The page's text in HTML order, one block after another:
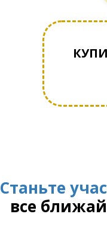
Станьте
все